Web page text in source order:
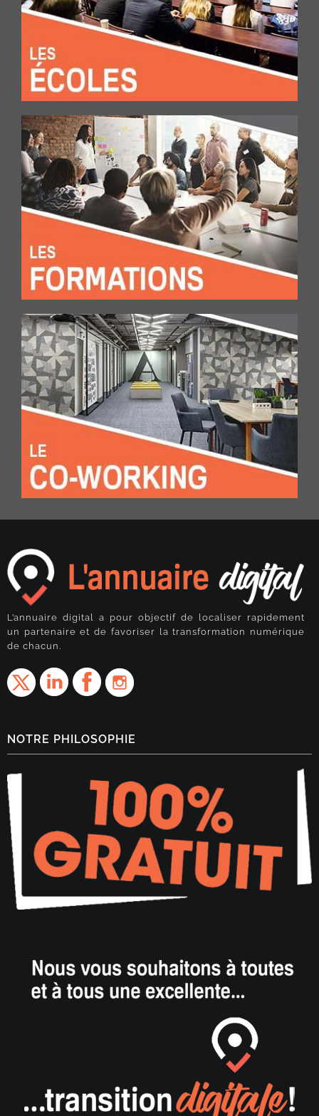
L’annuaire digital a pour objectif de localiser rapidement
un partenaire et de favoriser la transformation numérique
de chacun.
NOTRE PHILOSOPHIE